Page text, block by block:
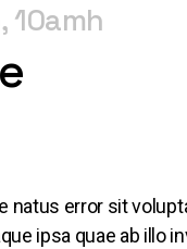
10am
natus error sit
ipsa quae ab illo